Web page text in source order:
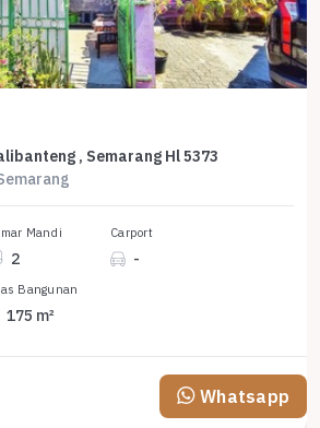
, Semarang Hl 5373
Mandi
2
Carport
-
Bangunan
175 m²
Whatsapp